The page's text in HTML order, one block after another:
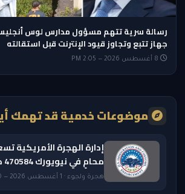
رسالة سرية تتهم مسؤول مدارس لوس أنجليس
جهاز تتبع وتجاوز قيود الإنترنت قبل استقالته
موضوعات خدمية قد تهمك
إدارة الهجرة الأمريكية
محامٍ في نيويورك 470584 دولاراً
هجرة ولجوء · 1 أغسطس 2026 — 7:10 PM